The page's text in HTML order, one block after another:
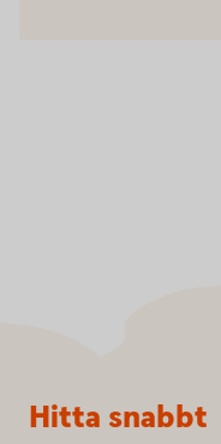
Sidfot
Hitta snabbt